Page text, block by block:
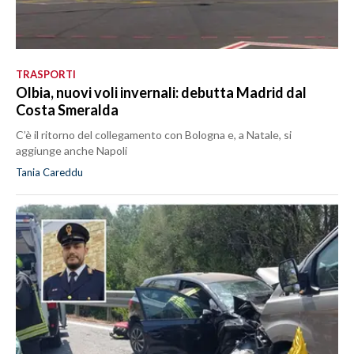
TRASPORTI
Olbia, nuovi voli invernali: debutta Madrid dal
Costa Smeralda
C’è il ritorno del collegamento con Bologna e, a Natale, si
aggiunge anche Napoli
Tania Careddu